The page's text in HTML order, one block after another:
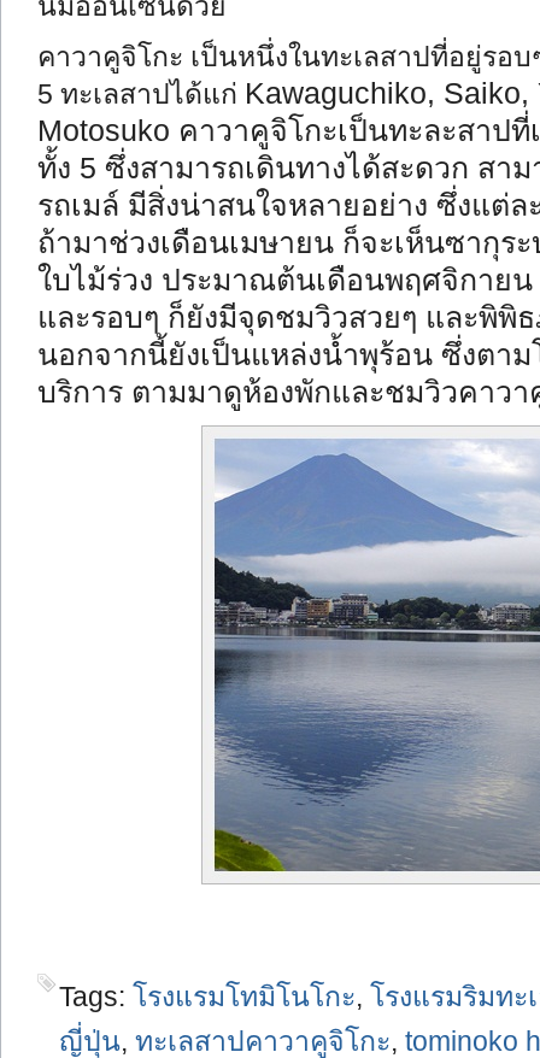
คาวาคูจิโกะ เป็นหนึ่งในทะเลสาปที่อยู่รอ
5 ทะเลสาปได้แก่ Kawaguchiko,
Motosuko คาวาคูจิโกะเป็นทะละสาป
ทั้ง 5 ซึ่งสามารถเดินทางได้สะดวก สา
รถเมล์ มีสิ่งน่าสนใจหลายอย่าง ซึ่งแต่
ถ้ามาช่วงเดือนเมษายน ก็จะเห็นซากุร
ใบไม้ร่วง ประมาณต้นเดือนพฤศจิกายน
และรอบๆ ก็ยังมีจุดชมวิวสวยๆ และพิ
นอกจากนี้ยังเป็นแหล่งน้ำพุร้อน ซึ่งตาม
บริการ ตามมาดูห้องพักและชมวิวคาว
Tags: โรงแรมโทมิโนโกะ, โรงแรมริมท
ญี่ปุ่น, ทะเลสาปคาวาคูจิโกะ, tominoko